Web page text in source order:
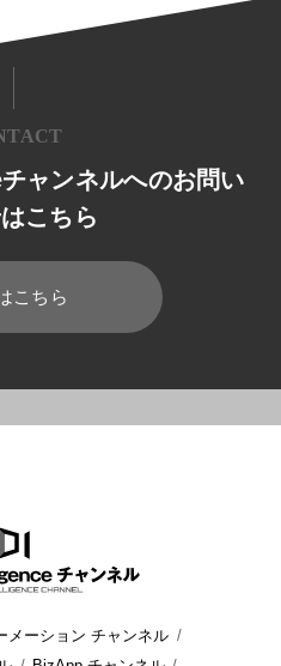
ャンネルへのお問い
こちら
こちら
メーション チャンネル